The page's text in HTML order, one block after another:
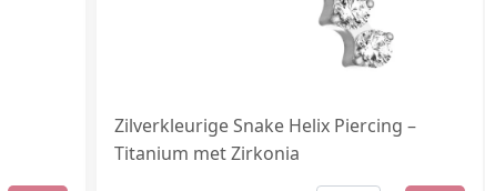
Zilverkleurige Snake Helix Piercing –
Titanium met Zirkonia